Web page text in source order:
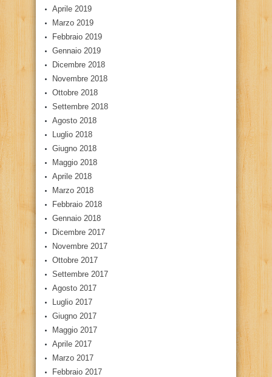
Aprile 2019
Marzo 2019
Febbraio 2019
Gennaio 2019
Dicembre 2018
Novembre 2018
Ottobre 2018
Settembre 2018
Agosto 2018
Luglio 2018
Giugno 2018
Maggio 2018
Aprile 2018
Marzo 2018
Febbraio 2018
Gennaio 2018
Dicembre 2017
Novembre 2017
Ottobre 2017
Settembre 2017
Agosto 2017
Luglio 2017
Giugno 2017
Maggio 2017
Aprile 2017
Marzo 2017
Febbraio 2017